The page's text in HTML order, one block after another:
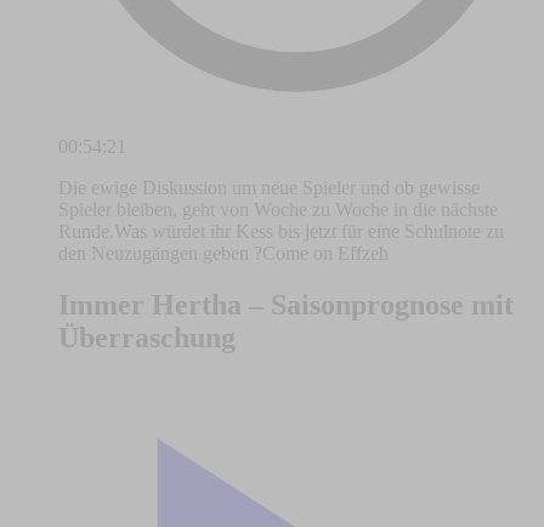
00:54:21
Die ewige Diskussion um neue Spieler und ob gewisse
Spieler bleiben, geht von Woche zu Woche in die nächste
Runde.Was würdet ihr Kess bis jetzt für eine Schulnote zu
den Neuzugängen geben ?Come on Effzeh
Immer Hertha – Saisonprognose mit
Überraschung